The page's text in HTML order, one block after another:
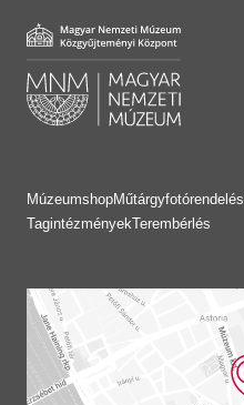
MúzeumshopMűtárgyfotórendelés
TagintézményekTerembérlés